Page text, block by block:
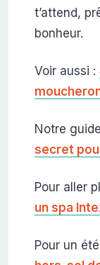
t’attend,
bonheur.
Voir aussi :
Notre
secret
Pour aller
un spa
Pour un